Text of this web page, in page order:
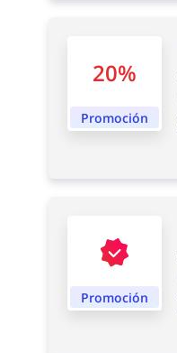
20%
Promoción
Promoción